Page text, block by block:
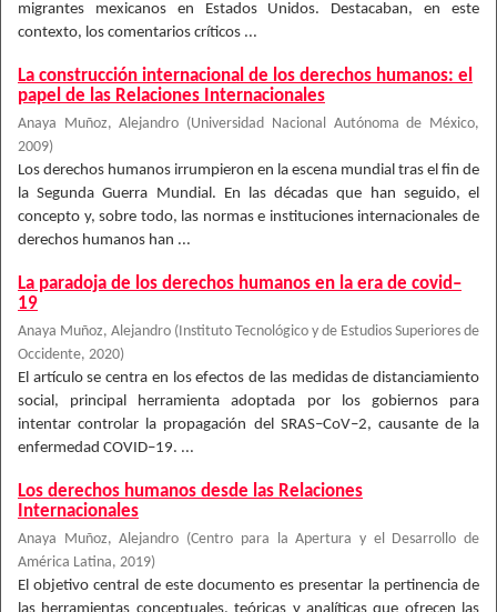
migrantes mexicanos en Estados Unidos. Destacaban, en este
contexto, los comentarios críticos ...
La construcción internacional de los derechos humanos: el
papel de las Relaciones Internacionales
Anaya Muñoz, Alejandro (Universidad Nacional Autónoma de México,
2009)
Los derechos humanos irrumpieron en la escena mundial tras el fin de
la Segunda Guerra Mundial. En las décadas que han seguido, el
concepto y, sobre todo, las normas e instituciones internacionales de
derechos humanos han ...
La paradoja de los derechos humanos en la era de covid–
19
Anaya Muñoz, Alejandro ( Instituto Tecnológico y de Estudios Superiores de
Occidente, 2020)
El artículo se centra en los efectos de las medidas de distanciamiento
social, principal herramienta adoptada por los gobiernos para
intentar controlar la propagación del SRAS–CoV–2, causante de la
enfermedad COVID–19. ...
Los derechos humanos desde las Relaciones
Internacionales
Anaya Muñoz, Alejandro (Centro para la Apertura y el Desarrollo de
América Latina, 2019)
El objetivo central de este documento es presentar la pertinencia de